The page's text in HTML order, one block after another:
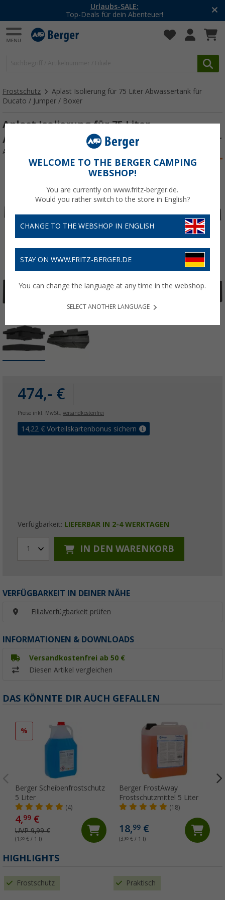
Urlaubs-SALE:
Top-Deals für dein Abenteuer!
Frostschutz
Aplast Isolierung für 75 Liter Abwassertank für
Ducato / Jumper / Boxer
Aplast Isolierung für 75 Liter
Abwassertank für Ducato / Jumper / Boxer
Art.-Nr.: 434901
474,- €
Preise inkl. MwSt., versandkostenfrei
14,22 € Vorteilskartenbonus sichern
Verfügbarkeit: LIEFERBAR IN 2-4 WERKTAGEN
1 IN DEN WARENKORB
VERFÜGBARKEIT IN DEINER NÄHE
Filialverfügbarkeit prüfen
INFORMATIONEN & DOWNLOADS
Versandkostenfrei ab 50 €
Diesen Artikel vergleichen
DAS KÖNNTE DIR AUCH GEFALLEN
%
Berger Scheibenfrostschutz
5 Liter
(4)
4,99 €
UVP 9,99 €
(1,00 € / 1 l)
Berger FrostAway
Frostschutzmittel 5 Liter
(18)
18,99€
(3,80€ / 1 l)
HIGHLIGHTS
Frostschutz Praktisch
WELCOME TO THE BERGER CAMPING
WEBSHOP!
You are currently on www.fritz-berger.de.
Would you rather switch to the store in English?
CHANGE TO THE WEBSHOP IN ENGLISH
STAY ON WWW.FRITZ-BERGER.DE
You can change the language at any time in the webshop.
SELECT ANOTHER LANGUAGE